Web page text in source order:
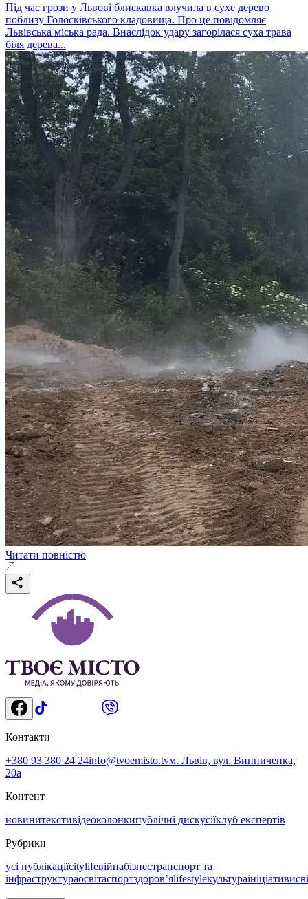
Під час грози у Львові блискавка влучила в сухе дерево
поблизу Голосківського кладовища. Про це повідомляє
Львівська міська рада. Внаслідок удару загорілася суха трава
біля дерева...
Читати повністю
Контакти
+380 93 380 24 24info@tvoemisto.tvм. Львів, вул. Винниченка,
20а
Контент
новинитекстивідеоколонкипублічні дискусіїклуб експертів
Рубрики
усі публікаціїcitylifeвійнабізнестранспорт та
інфраструктураосвітаспортздоровʼяlifestyleкультураініціативи